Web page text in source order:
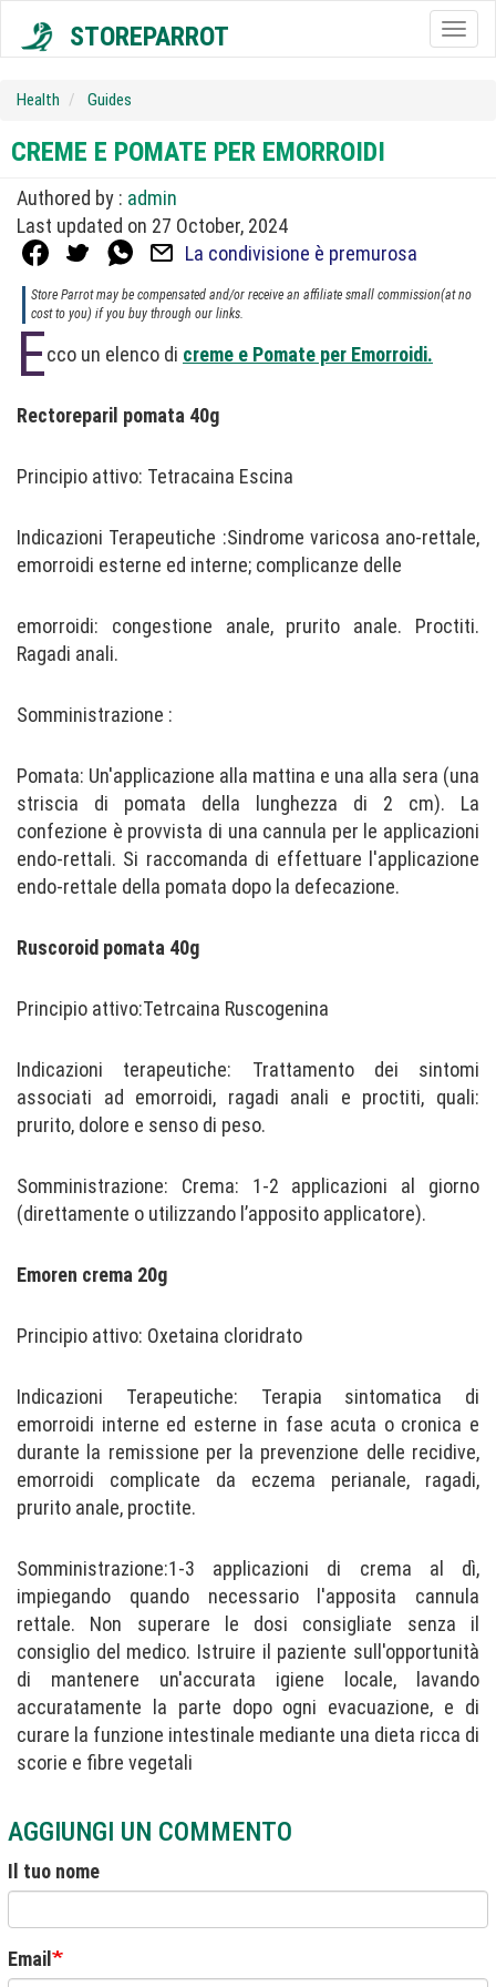
STOREPARROT
Health Guides
CREME E POMATE PER EMORROIDI
Authored by : admin
Last updated on 27 October, 2024
La condivisione è premurosa
Store Parrot may be compensated and/or receive an affiliate small commission(at no
cost to you) if you buy through our links.
Ecco un elenco di creme e Pomate per Emorroidi.
Rectoreparil pomata 40g
Principio attivo: Tetracaina Escina
Indicazioni Terapeutiche :Sindrome varicosa ano-rettale,
emorroidi esterne ed interne; complicanze delle
emorroidi: congestione anale, prurito anale. Proctiti.
Ragadi anali.
Somministrazione :
Pomata: Un'applicazione alla mattina e una alla sera (una
striscia di pomata della lunghezza di 2 cm). La
confezione è provvista di una cannula per le applicazioni
endo-rettali. Si raccomanda di effettuare l'applicazione
endo-rettale della pomata dopo la defecazione.
Ruscoroid pomata 40g
Principio attivo:Tetrcaina Ruscogenina
Indicazioni terapeutiche: Trattamento dei sintomi
associati ad emorroidi, ragadi anali e proctiti, quali:
prurito, dolore e senso di peso.
Somministrazione: Crema: 1-2 applicazioni al giorno
(direttamente o utilizzando l’apposito applicatore).
Emoren crema 20g
Principio attivo: Oxetaina cloridrato
Indicazioni Terapeutiche: Terapia sintomatica di
emorroidi interne ed esterne in fase acuta o cronica e
durante la remissione per la prevenzione delle recidive,
emorroidi complicate da eczema perianale, ragadi,
prurito anale, proctite.
Somministrazione:1-3 applicazioni di crema al dì,
impiegando quando necessario l'apposita cannula
rettale. Non superare le dosi consigliate senza il
consiglio del medico. Istruire il paziente sull'opportunità
di mantenere un'accurata igiene locale, lavando
accuratamente la parte dopo ogni evacuazione, e di
curare la funzione intestinale mediante una dieta ricca di
scorie e fibre vegetali
AGGIUNGI UN COMMENTO
Il tuo nome
Email